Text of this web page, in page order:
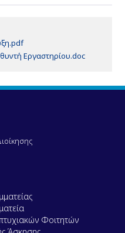
Εργαστηρίου.doc
Φοιτητών